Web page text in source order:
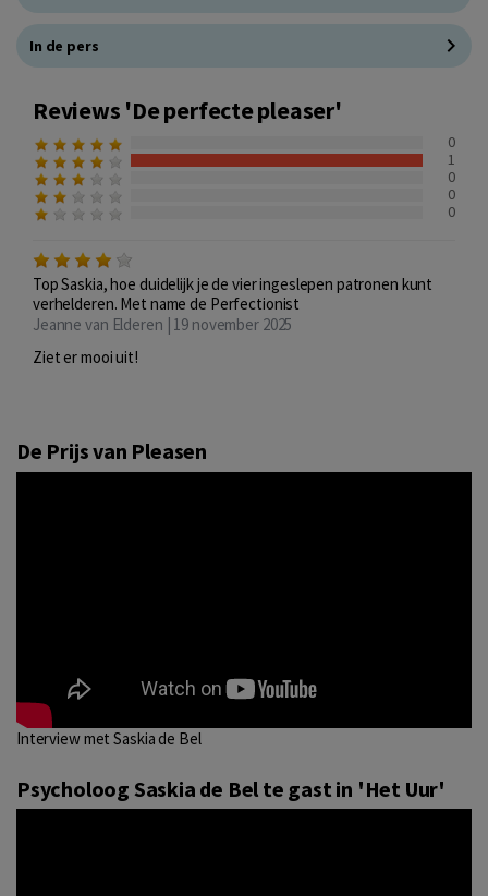
In de pers
Reviews 'De perfecte pleaser'
0
1
0
0
0
Top Saskia, hoe duidelijk je de vier ingeslepen patronen kunt
verhelderen. Met name de Perfectionist
Jeanne van Elderen | 19 november 2025
Ziet er mooi uit!
De Prijs van Pleasen
Interview met Saskia de Bel
Psycholoog Saskia de Bel te gast in 'Het Uur'